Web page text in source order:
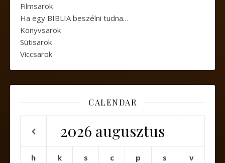
Filmsarok
Ha egy BIBLIA beszélni tudna…
Könyvsarok
Sütisarok
Viccsarok
CALENDAR
2026 augusztus
h k s c p s
v